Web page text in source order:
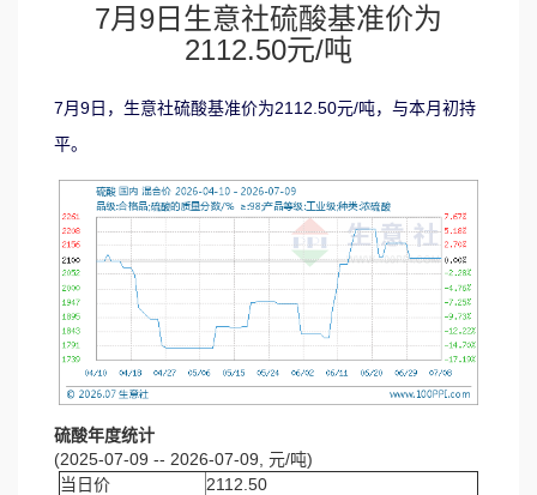
7月9日生意社硫酸基准价为
2112.50元/吨
7月9日，生意社硫酸基准价为2112.50元/吨，与本月初持
平。
硫酸年度统计
(2025-07-09 -- 2026-07-09, 元/吨)
当日价
2112.50